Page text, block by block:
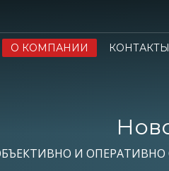
О КОМПАНИИ
КОНТАКТЫ
И